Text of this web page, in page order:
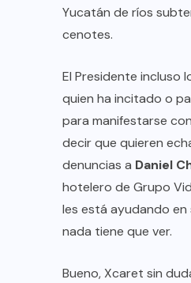
Yucatán de ríos
cenotes.
El Presidente incluso
quien ha incitado o
para manifestarse
decir que quieren
denuncias a Daniel
hotelero de Grupo
les está ayudando
nada tiene que ver.
Bueno, Xcaret sin